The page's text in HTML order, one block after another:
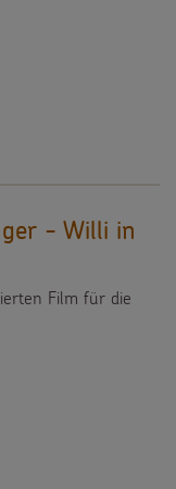
- Willi in
Film für die